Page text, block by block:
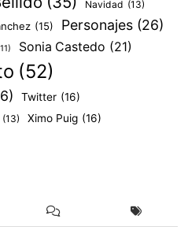
Navidad (13)
(15) Personajes (26)
Sonia Castedo (21)
(52)
Twitter (16)
(13) Ximo Puig (16)